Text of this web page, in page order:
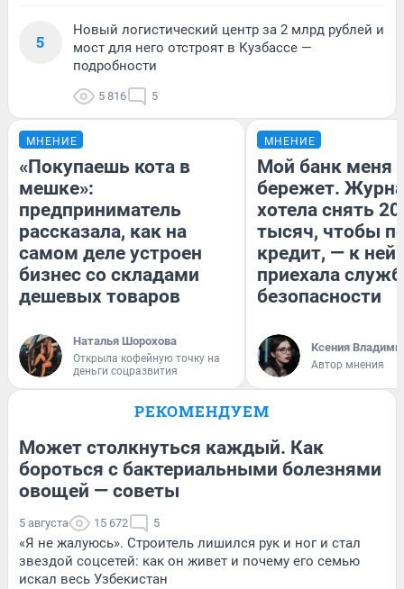
5
Новый логистический центр за 2 млрд рублей и
мост для него отстроят в Кузбассе —
подробности
5 816 5
МНЕНИЕ
«Покупаешь кота в
мешке»:
предприниматель
рассказала, как на
самом деле устроен
бизнес со складами
дешевых товаров
Наталья Шорохова
Открыла кофейную точку на
деньги соцразвития
МНЕНИЕ
Мой банк меня
бережет.
хотела снять
тысяч, чтобы
кредит, — к
приехала
безопасности
Ксения
Автор мнения
РЕКОМЕНДУЕМ
Может столкнуться каждый. Как
бороться с бактериальными болезнями
овощей — советы
5 августа 15 672 5
«Я не жалуюсь». Строитель лишился рук и ног и стал
звездой соцсетей: как он живет и почему его семью
искал весь Узбекистан